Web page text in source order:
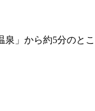
泉」から約5分のと